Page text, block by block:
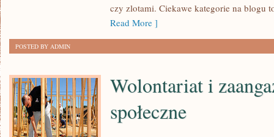
czy zlotami. Ciekawe kategorie na blogu
Read More ]
POSTED BY ADMIN
Wolontariat i
społeczne